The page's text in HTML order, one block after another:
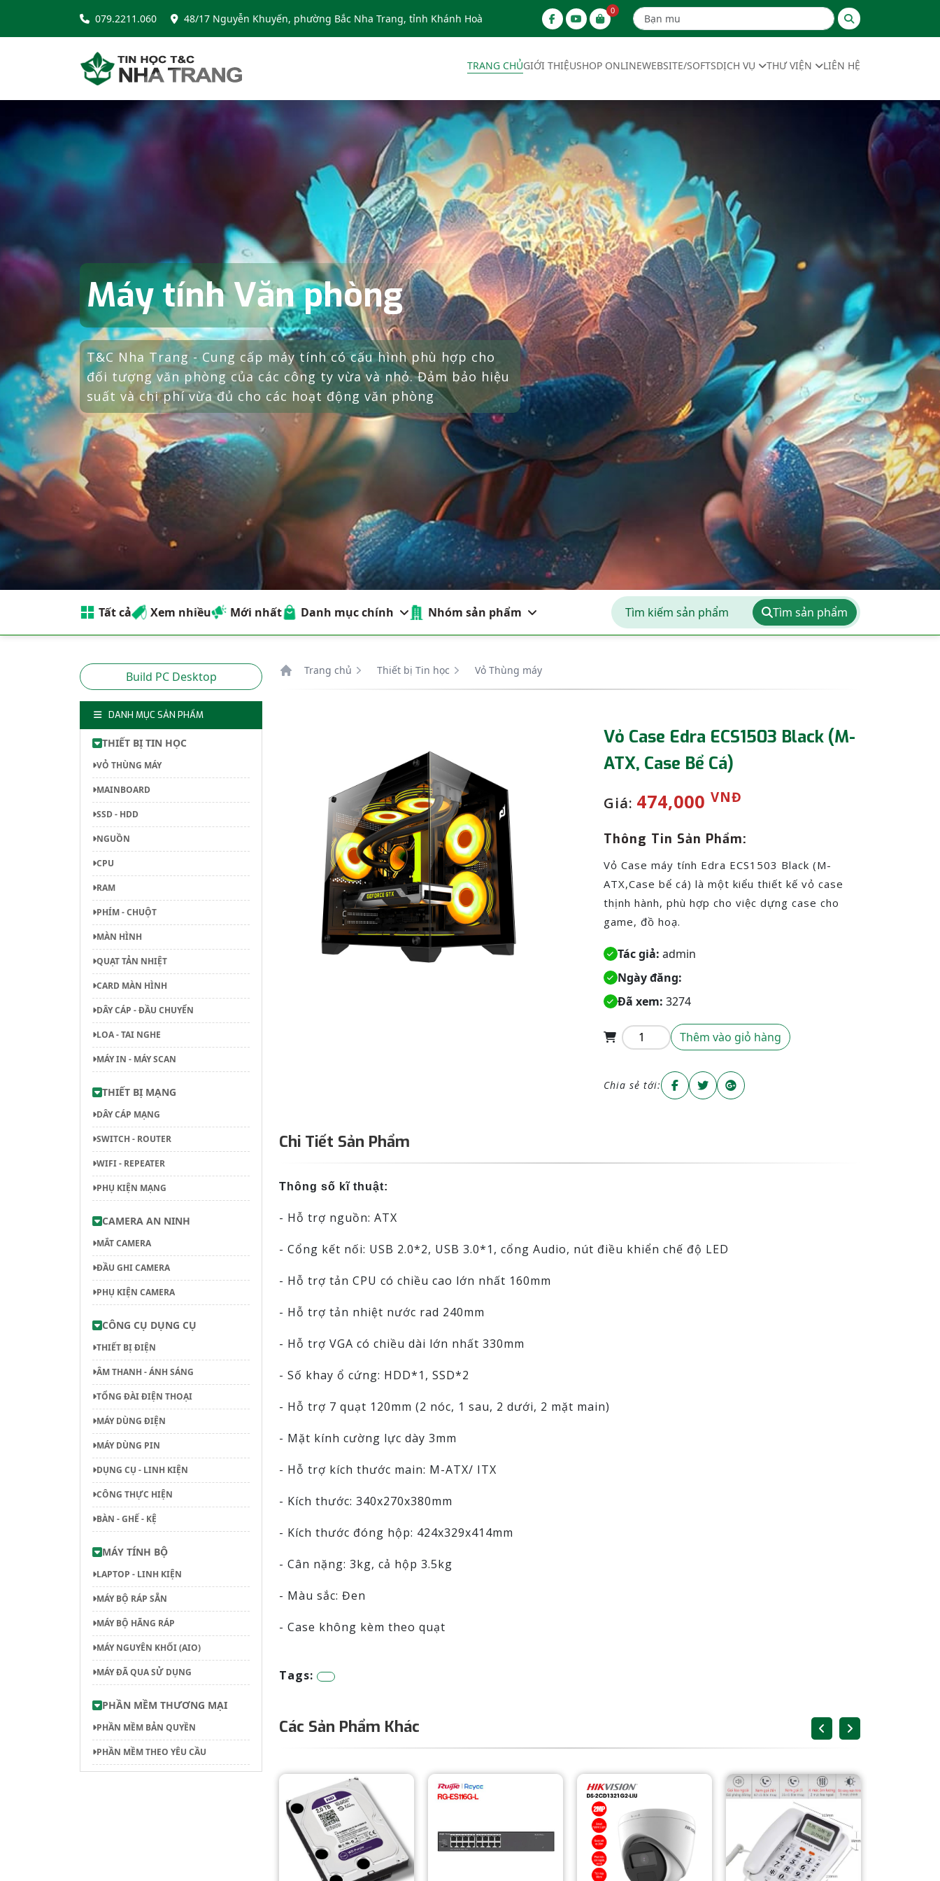
079.2211.060 48/17 Nguyễn Khuyến, phường Bắc Nha Trang, tỉnh Khánh Hoà
0
TRANG CHỦGIỚI THIỆUSHOP ONLINEWEBSITE/SOFTSDỊCH VỤ THƯ VIỆN LIÊN HỆ
Tất cả Xem nhiều Mới nhất Danh mục chính Nhóm sản phẩm Tìm sản phẩm
Build PC Desktop
DANH MỤC SẢN PHẨM
THIẾT BỊ TIN HỌC
VỎ THÙNG MÁY
MAINBOARD
SSD - HDD
NGUỒN
CPU
RAM
PHÍM - CHUỘT
MÀN HÌNH
QUẠT TẢN NHIỆT
CARD MÀN HÌNH
DÂY CÁP - ĐẦU CHUYỂN
LOA - TAI NGHE
MÁY IN - MÁY SCAN
THIẾT BỊ MẠNG
DÂY CÁP MẠNG
SWITCH - ROUTER
WIFI - REPEATER
PHỤ KIỆN MẠNG
CAMERA AN NINH
MẮT CAMERA
ĐẦU GHI CAMERA
PHỤ KIỆN CAMERA
CÔNG CỤ DỤNG CỤ
THIẾT BỊ ĐIỆN
ÂM THANH - ÁNH SÁNG
TỔNG ĐÀI ĐIỆN THOẠI
MÁY DÙNG ĐIỆN
MÁY DÙNG PIN
DỤNG CỤ - LINH KIỆN
CÔNG THỰC HIỆN
BÀN - GHẾ - KỆ
MÁY TÍNH BỘ
LAPTOP - LINH KIỆN
MÁY BỘ RÁP SẴN
MÁY BỘ HÃNG RÁP
MÁY NGUYÊN KHỐI (AIO)
MÁY ĐÃ QUA SỬ DỤNG
PHẦN MỀM THƯƠNG MẠI
PHẦN MỀM BẢN QUYỀN
PHẦN MỀM THEO YÊU CẦU
Trang chủ Thiết bị Tin học Vỏ Thùng máy
Vỏ Case Edra ECS1503 Black (M-
ATX, Case Bể Cá)
Giá: 474,000 VNĐ
Thông Tin Sản Phẩm:
Vỏ Case máy tính Edra ECS1503 Black (M-
ATX,Case bể cá) là một kiểu thiết kế vỏ case
thịnh hành, phù hợp cho việc dựng case cho
game, đồ hoạ.
Tác giả: admin
Ngày đăng:
Đã xem: 3274
Chia sẻ tới:
Chi Tiết Sản Phẩm
Thông số kĩ thuật:
- Hỗ trợ nguồn: ATX
- Cổng kết nối: USB 2.0*2, USB 3.0*1, cổng Audio, nút điều khiển chế độ LED
- Hỗ trợ tản CPU có chiều cao lớn nhất 160mm
- Hỗ trợ tản nhiệt nước rad 240mm
- Hỗ trợ VGA có chiều dài lớn nhất 330mm
- Số khay ổ cứng: HDD*1, SSD*2
- Hỗ trợ 7 quạt 120mm (2 nóc, 1 sau, 2 dưới, 2 mặt main)
- Mặt kính cường lực dày 3mm
- Hỗ trợ kích thước main: M-ATX/ ITX
- Kích thước: 340x270x380mm
- Kích thước đóng hộp: 424x329x414mm
- Cân nặng: 3kg, cả hộp 3.5kg
- Màu sắc: Đen
- Case không kèm theo quạt
Tags:
Các Sản Phẩm Khác